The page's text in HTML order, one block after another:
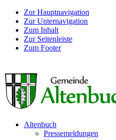
Zur Hauptnavigation
Zur Unternavigation
Zum Inhalt
Zur Seitenleiste
Zum Footer
Altenbuch
Pressemeldungen